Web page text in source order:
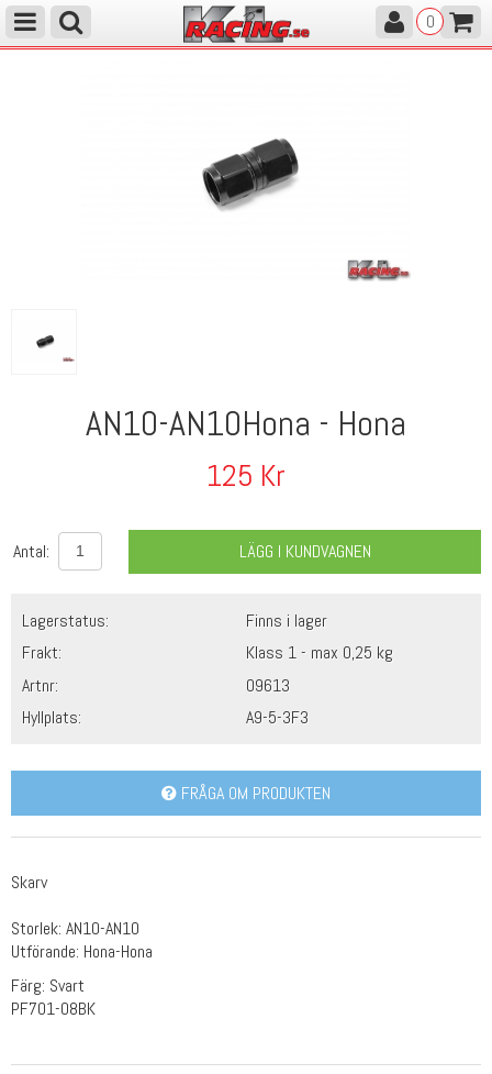
0
AN10-AN10Hona - Hona
125 Kr
Antal: LÄGG I KUNDVAGNEN
Lagerstatus:
Finns i lager
Frakt:
Klass 1 - max 0,25 kg
Artnr:
09613
Hyllplats:
A9-5-3F3
FRÅGA OM PRODUKTEN
Skarv
Storlek: AN10-AN10
Utförande: Hona-Hona
Färg: Svart
PF701-08BK